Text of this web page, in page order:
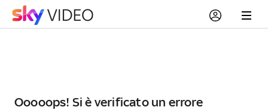
Ooooops! Si è verificato un errore